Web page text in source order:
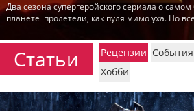
пїЅпїЅпїЅ
пїЅпїЅпїЅ
пїЅпїЅпїЅпїЅпїЅпїЅпїЅпїЅпїЅ
Два сезона супергеройского сериала о
планете пролетели, как пуля мимо уха. Но
Статьи Рецензии События
Хобби